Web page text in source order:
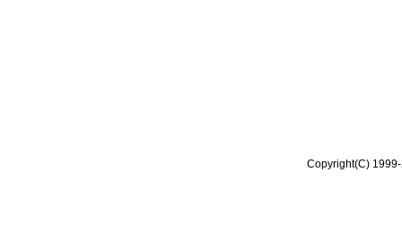
Copyright(C)